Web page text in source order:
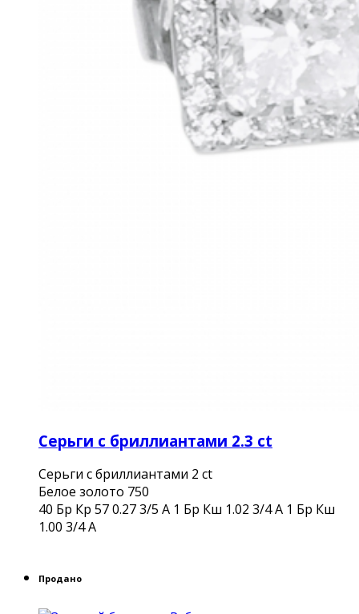
Серьги с бриллиантами 2.3 ct
Серьги с бриллиантами 2 ct
Белое золото 750
40 Бр Кр 57 0.27 3/5 А 1 Бр Кш 1.02 3/4 А 1 Бр Кш
1.00 3/4 А
Продано